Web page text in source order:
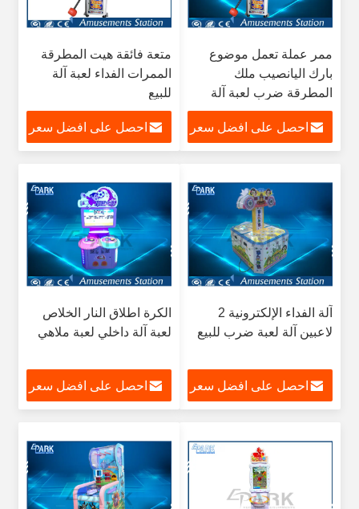
ممر عملة تعمل موضوع
بارك اليانصيب ملك
المطرقة ضرب لعبة آلة
الملاكمة
احصل على افضل سعر
متعة فائقة هيت المطرقة
الممرات الفداء لعبة آلة
للبيع
احصل على افضل سعر
آلة الفداء الإلكترونية 2
لاعبين آلة لعبة ضرب للبيع
احصل على افضل سعر
الكرة اطلاق النار الخلاص
لعبة آلة داخلي لعبة ملاهي
احصل على افضل سعر